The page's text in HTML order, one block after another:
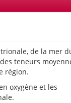
de la mer
teneurs
région.
oxygène et les